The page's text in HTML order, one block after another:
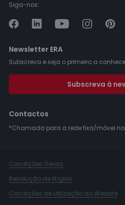
Siga-nos:
Newsletter ERA
Subscreva e seja o primeiro a
Subscreva à
Contactos
*Chamada para a rede fixa/móvel
Condições Gerais
Resolução de litígios
Condições de Utilização do Website